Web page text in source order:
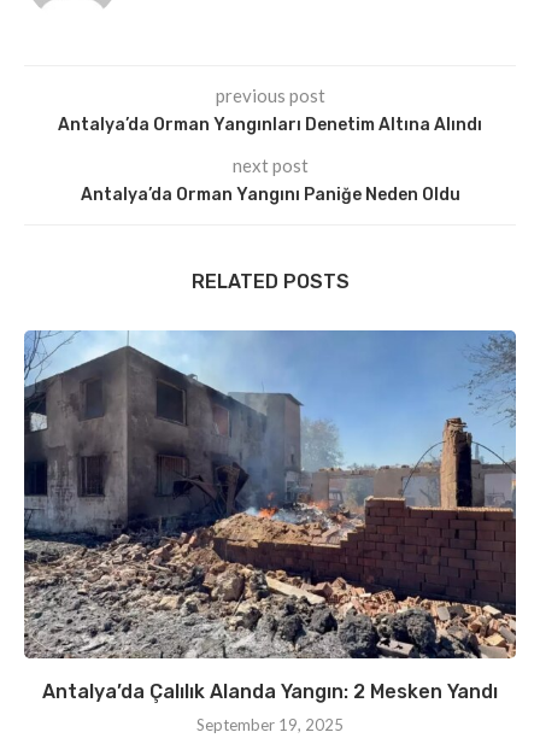
previous post
Antalya’da Orman Yangınları Denetim Altına Alındı
next post
Antalya’da Orman Yangını Paniğe Neden Oldu
RELATED POSTS
Antalya’da Çalılık Alanda Yangın: 2 Mesken Yandı
September 19, 2025